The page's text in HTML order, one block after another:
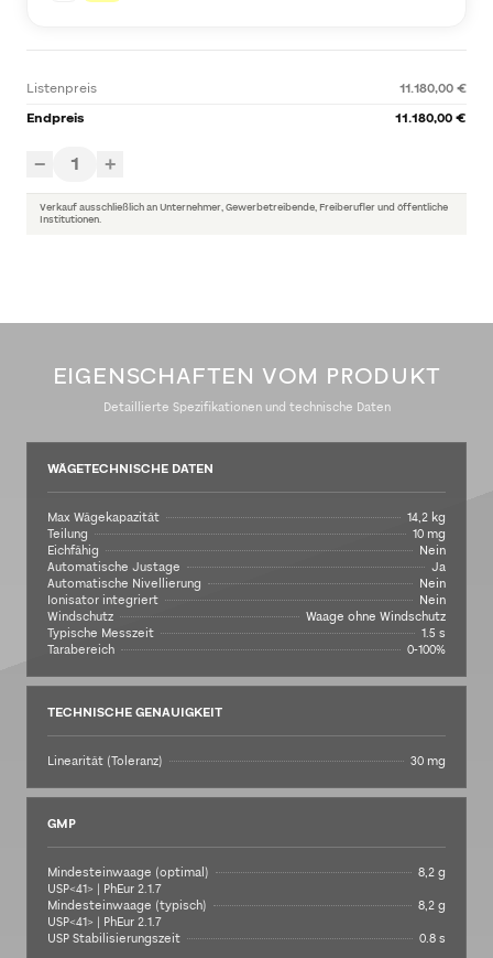
Listenpreis
11.180,00 €
Endpreis
11.180,00 €
− 1 +
Verkauf ausschließlich an Unternehmer, Gewerbetreibende, Freiberufler und öffentliche
Institutionen.
EIGENSCHAFTEN VOM PRODUKT
Detaillierte Spezifikationen und technische Daten
WÄGETECHNISCHE DATEN
Max Wägekapazität
14,2 kg
Teilung
10 mg
Eichfähig
Nein
Automatische Justage
Ja
Automatische Nivellierung
Nein
Ionisator integriert
Nein
Windschutz
Waage ohne Windschutz
Typische Messzeit
1.5 s
Tarabereich
0-100%
TECHNISCHE GENAUIGKEIT
Linearität (Toleranz) 30 mg
GMP
Mindesteinwaage (optimal)
USP<41> | PhEur 2.1.7
8,2 g
Mindesteinwaage (typisch)
USP<41> | PhEur 2.1.7
8,2 g
USP Stabilisierungszeit
0.8 s